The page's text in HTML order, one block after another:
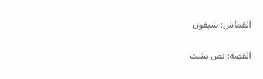
القماش: شيفون
القصة: نص بشت